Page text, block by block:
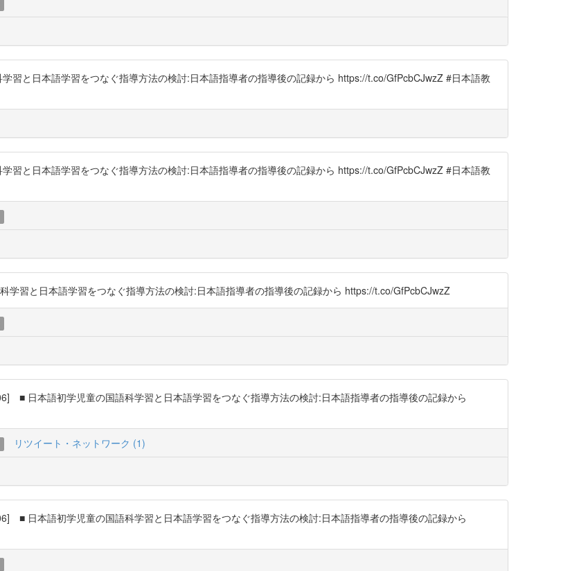
習と日本語学習をつなぐ指導方法の検討:日本語指導者の指導後の記録から https://t.co/GfPcbCJwzZ #日本語教
習と日本語学習をつなぐ指導方法の検討:日本語指導者の指導後の記録から https://t.co/GfPcbCJwzZ #日本語教
習と日本語学習をつなぐ指導方法の検討:日本語指導者の指導後の記録から https://t.co/GfPcbCJwzZ
■ 日本語初学児童の国語科学習と日本語学習をつなぐ指導方法の検討:日本語指導者の指導後の記録から
リツイート・ネットワーク (1)
■ 日本語初学児童の国語科学習と日本語学習をつなぐ指導方法の検討:日本語指導者の指導後の記録から